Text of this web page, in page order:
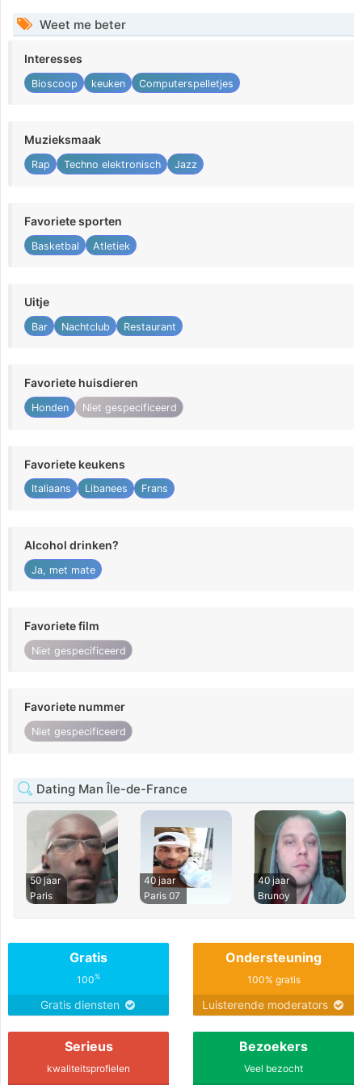
Weet me beter
Interesses
Bioscoop keuken Computerspelletjes
Muzieksmaak
Rap Techno elektronisch Jazz
Favoriete sporten
Basketbal Atletiek
Uitje
Bar Nachtclub Restaurant
Favoriete huisdieren
Honden Niet gespecificeerd
Favoriete keukens
Italiaans Libanees Frans
Alcohol drinken?
Ja, met mate
Favoriete film
Niet gespecificeerd
Favoriete nummer
Niet gespecificeerd
Dating Man Île-de-France
50 jaar
Paris
40 jaar
Paris 07
40 jaar
Brunoy
Gratis
100%
Gratis diensten
Ondersteuning
100% gratis
Luisterende moderators
Serieus
kwaliteitsprofielen
Bezoekers
Veel bezocht